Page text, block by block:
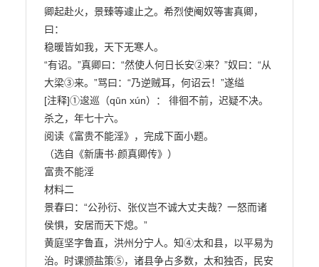
卿起赴火，景臻等遽止之。希烈使阉奴等害真卿，
曰：
稳暖皆如我，天下无寒人。
“有诏。”真卿曰：“然使人何日长安②来？”奴曰：“从
大梁③来。”骂曰：“乃逆贼耳，何诏云！”遂缢
[注释]①逡巡（qūn xún）： 徘徊不前，迟疑不决。
杀之，年七十六。
阅读《富贵不能淫》，完成下面小题。
（选自《新唐书·颜真卿传》）
富贵不能淫
材料二
景春曰：“公孙衍、张仪岂不诚大丈夫哉？一怒而诸
侯惧，安居而天下熄。”
黄庭坚字鲁直，洪州分宁人。知④太和县，以平易为
治。时课颁盐策⑤，诸县争占多数，太和独否，民安